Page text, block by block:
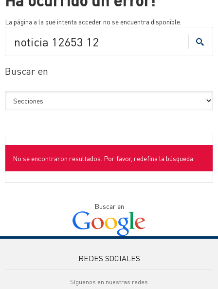
La página a la que intenta acceder no se encuentra disponible.
Buscar en
No se encontraron resultados. Por favor, redefina la búsqueda.
Buscar en
REDES SOCIALES
Síguenos en nuestras redes